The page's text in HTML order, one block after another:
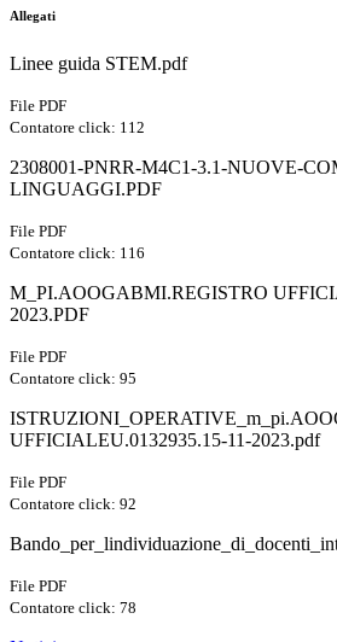
Allegati
Linee guida STEM.pdf
File PDF
Contatore click: 112
2308001-PNRR-M4C1-3.1-NUOVE-
LINGUAGGI.PDF
File PDF
Contatore click: 116
M_PI.AOOGABMI.REGISTRO
2023.PDF
File PDF
Contatore click: 95
UFFICIALEU.0132935.15-11-2023.pdf
File PDF
Contatore click: 92
File PDF
Contatore click: 78